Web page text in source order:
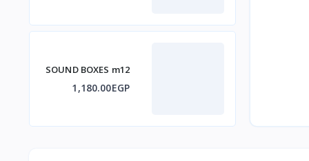
SOUND BOXES m12
1,180.00EGP